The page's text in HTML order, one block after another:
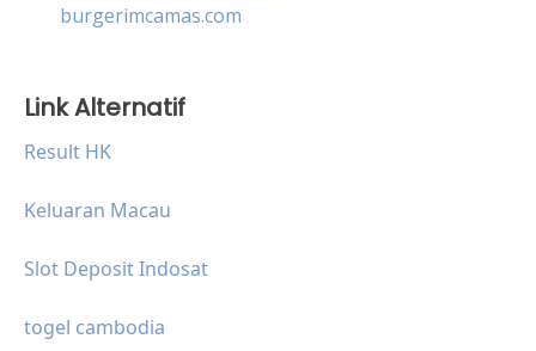
burgerimcamas.com
Link Alternatif
Result HK
Keluaran Macau
Slot Deposit Indosat
togel cambodia